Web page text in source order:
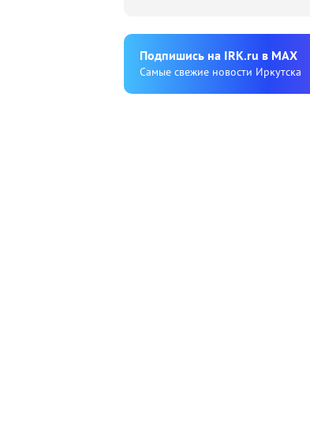
Подпишиcь на IRK.ru в MAX
Cамые свежие новости Иркутска